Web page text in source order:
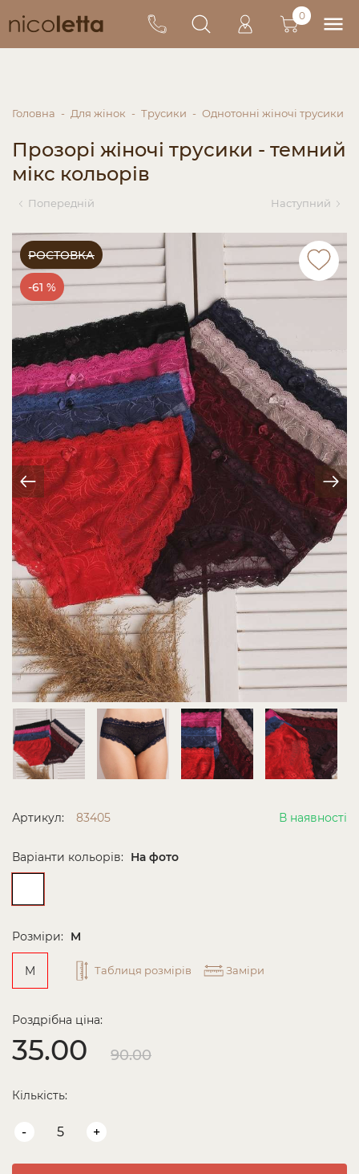
0
Головна Для жінок Трусики Однотонні жіночі трусики
Прозорі жіночі трусики - темний
мікс кольорів
Попередній Наступний
РОСТОВКА
-61 %
Артикул: 83405 В наявності
Варіанти кольорів: На фото
Розміри: M
M Таблиця розмірів Заміри
Роздрібна ціна:
35.00 90.00
Кількість:
- +